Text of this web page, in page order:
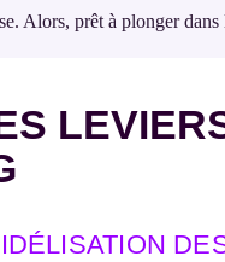
Alors, prêt à plonger